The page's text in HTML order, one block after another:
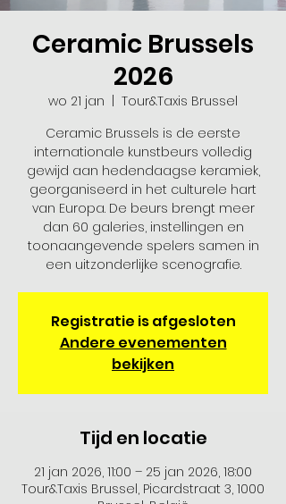
Ceramic Brussels
2026
wo 21 jan
Tour&Taxis Brussel
Ceramic Brussels is de eerste
internationale kunstbeurs volledig
gewijd aan hedendaagse keramiek,
georganiseerd in het culturele hart
van Europa. De beurs brengt meer
dan 60 galeries, instellingen en
toonaangevende spelers samen in
een uitzonderlijke scenografie.
Registratie is afgesloten
Andere evenementen
bekijken
Tijd en locatie
21 jan 2026, 11:00 – 25 jan 2026, 18:00
Tour&Taxis Brussel, Picardstraat 3, 1000